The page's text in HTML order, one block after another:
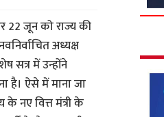
22 जून को राज्य की
अध्यक्ष
सत्र में उन्होंने
है। ऐसे में माना जा
नए वित्त मंत्री के